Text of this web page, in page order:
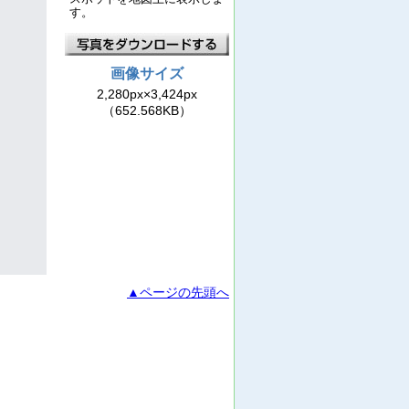
す。
画像サイズ
2,280px×3,424px
（652.568KB）
▲ページの先頭へ